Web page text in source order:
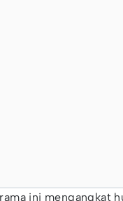
ini mengangkat